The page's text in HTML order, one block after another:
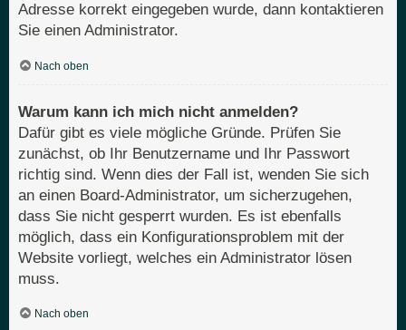
Adresse korrekt eingegeben wurde, dann kontaktieren
Sie einen Administrator.
Nach oben
Warum kann ich mich nicht anmelden?
Dafür gibt es viele mögliche Gründe. Prüfen Sie
zunächst, ob Ihr Benutzername und Ihr Passwort
richtig sind. Wenn dies der Fall ist, wenden Sie sich
an einen Board-Administrator, um sicherzugehen,
dass Sie nicht gesperrt wurden. Es ist ebenfalls
möglich, dass ein Konfigurationsproblem mit der
Website vorliegt, welches ein Administrator lösen
muss.
Nach oben